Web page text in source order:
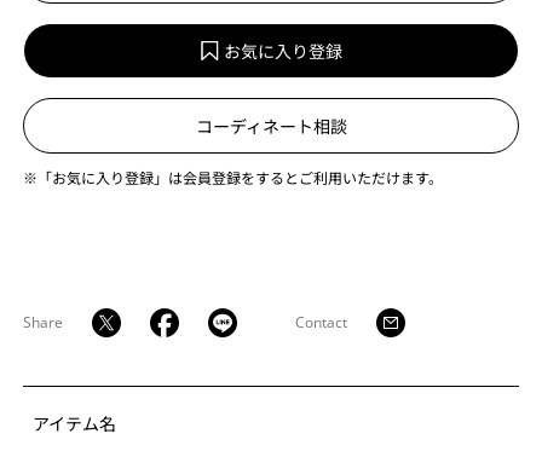
お気に入り登録
コーディネート相談
※「お気に入り登録」は会員登録をするとご利用いただけます。
Share Contact
アイテム名